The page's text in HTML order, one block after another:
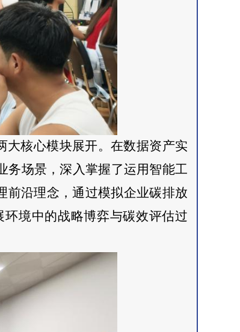
大核心模块展开。在数据资产实
务场景，深入掌握了运用智能工
前沿理念，通过模拟企业碳排放
境中的战略博弈与碳效评估过